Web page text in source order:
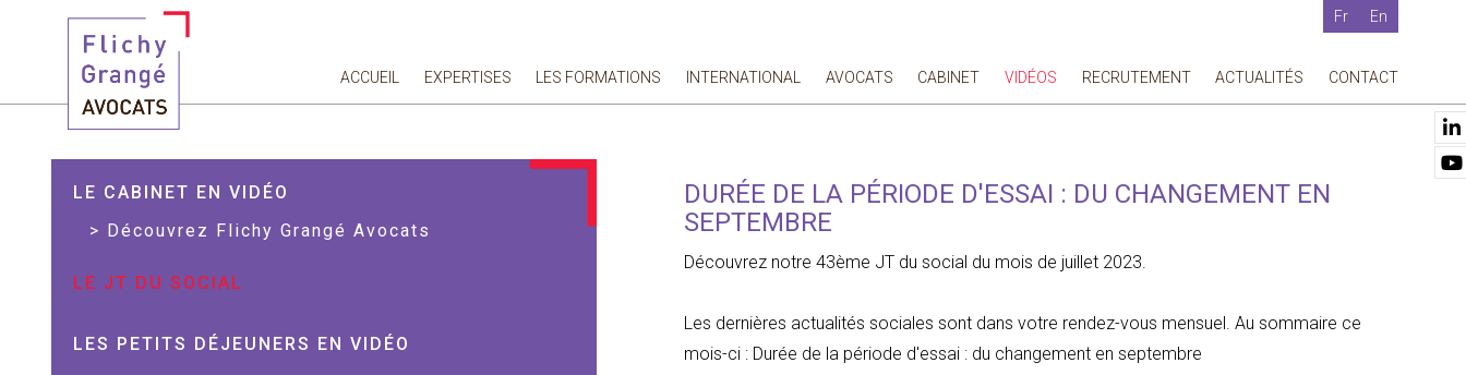
Fr En
ACCUEIL EXPERTISES LES FORMATIONS INTERNATIONAL AVOCATS CABINET VIDÉOS RECRUTEMENT ACTUALITÉS CONTACT
LE CABINET EN VIDÉO
Découvrez Flichy Grangé Avocats
LE JT DU SOCIAL
LES PETITS DÉJEUNERS EN VIDÉO
DURÉE DE LA PÉRIODE D'ESSAI : DU CHANGEMENT EN
SEPTEMBRE
Découvrez notre 43ème JT du social du mois de juillet 2023.
Les dernières actualités sociales sont dans votre rendez-vous mensuel. Au sommaire ce
mois-ci : Durée de la période d'essai : du changement en septembre